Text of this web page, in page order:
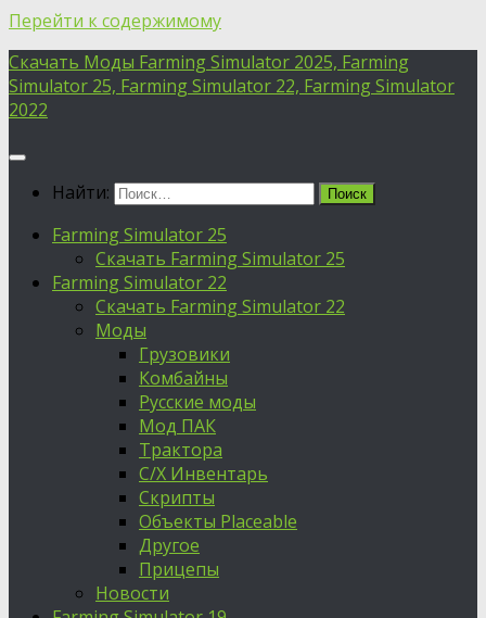
Перейти к содержимому
Скачать Моды Farming Simulator 2025, Farming
Simulator 25, Farming Simulator 22, Farming Simulator
2022
Найти:
Farming Simulator 25
Скачать Farming Simulator 25
Farming Simulator 22
Скачать Farming Simulator 22
Моды
Грузовики
Комбайны
Русские моды
Мод ПАК
Трактора
С/Х Инвентарь
Скрипты
Объекты Placeable
Другое
Прицепы
Новости